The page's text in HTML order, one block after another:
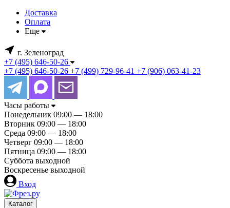
Доставка
Оплата
Еще
г. Зеленоград
+7 (495) 646-50-26
+7 (495) 646-50-26 +7 (499) 729-96-41 +7 (906) 063-41-23
Часы работы
Понедельник 09:00 — 18:00
Вторник 09:00 — 18:00
Среда 09:00 — 18:00
Четверг 09:00 — 18:00
Пятница 09:00 — 18:00
Суббота выходной
Воскресенье выходной
Вход
Каталог